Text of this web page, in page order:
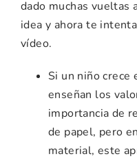
dado muchas vueltas
idea y ahora te
vídeo.
Si un niño crece
enseñan los
importancia de
de papel, pero
material, este